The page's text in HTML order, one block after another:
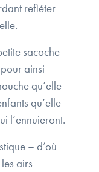
refléter
sacoche
ainsi
qu’elle
qu’elle
l’ennuieront.
– d’où
airs